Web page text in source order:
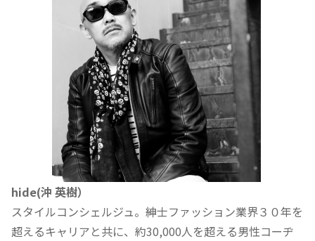
hide(沖 英樹）
スタイルコンシェルジュ。紳士ファッション業界３０年を
超えるキャリアと共に、約30,000人を超える男性コーヂ